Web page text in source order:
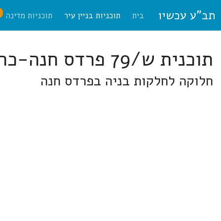
תב"ע עכשיו בית תוכניות בניין עיר תוכניות מדינה
תוכנית ש/79 פרדס חנה-כרכור
חלוקה לחלקות בניה בפרדס חנה